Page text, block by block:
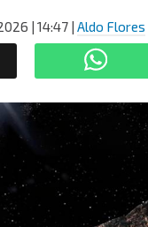
| 14:47 | Aldo Flores